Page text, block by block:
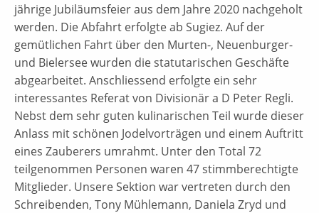
jährige Jubiläumsfeier aus dem Jahre 2020 nachgeholt
werden. Die Abfahrt erfolgte ab Sugiez. Auf der
gemütlichen Fahrt über den Murten-, Neuenburger-
und Bielersee wurden die statutarischen Geschäfte
abgearbeitet. Anschliessend erfolgte ein sehr
interessantes Referat von Divisionär a D Peter Regli.
Nebst dem sehr guten kulinarischen Teil wurde dieser
Anlass mit schönen Jodelvorträgen und einem Auftritt
eines Zauberers umrahmt. Unter den Total 72
teilgenommen Personen waren 47 stimmberechtigte
Mitglieder. Unsere Sektion war vertreten durch den
Schreibenden, Tony Mühlemann, Daniela Zryd und